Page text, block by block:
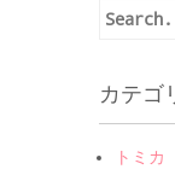
カテゴ
トミカ